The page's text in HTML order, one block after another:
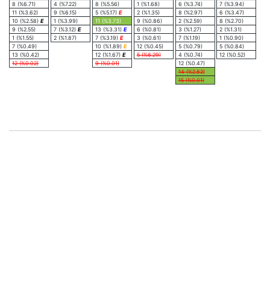
8 (%6.71)
11 (%3.62)
10 (%2.58) E
9 (%2.55)
1 (%1.55)
7 (%0.49)
13 (%0.42)
12 (%0.02)
4 (%7.22)
9 (%6.15)
1 (%3.99)
7 (%3.12) E
2 (%1.87)
8 (%5.56)
5 (%5.17) E
11 (%3.73)
13 (%3.31) E
7 (%3.19) E
10 (%1.89) E
12 (%1.67) E
9 (%0.01)
1 (%1.68)
2 (%1.35)
9 (%0.86)
6 (%0.81)
3 (%0.61)
12 (%0.45)
5 (%6.29)
6 (%3.74)
8 (%2.97)
2 (%2.59)
3 (%1.27)
7 (%1.19)
5 (%0.79)
4 (%0.74)
12 (%0.47)
14 (%2.82)
15 (%0.01)
7 (%3.94)
6 (%3.47)
8 (%2.70)
2 (%1.31)
1 (%0.90)
5 (%0.84)
12 (%0.52)